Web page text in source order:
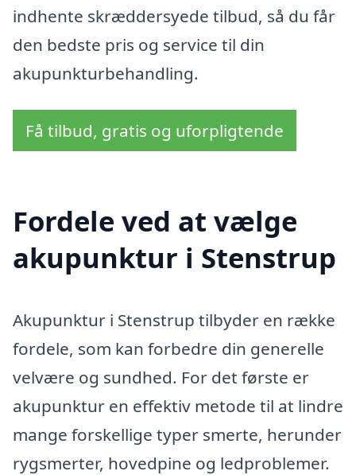
indhente skræddersyede tilbud, så du får
den bedste pris og service til din
akupunkturbehandling.
Få tilbud, gratis og uforpligtende
Fordele ved at vælge
akupunktur i Stenstrup
Akupunktur i Stenstrup tilbyder en række
fordele, som kan forbedre din generelle
velvære og sundhed. For det første er
akupunktur en effektiv metode til at lindre
mange forskellige typer smerte, herunder
rygsmerter, hovedpine og ledproblemer.